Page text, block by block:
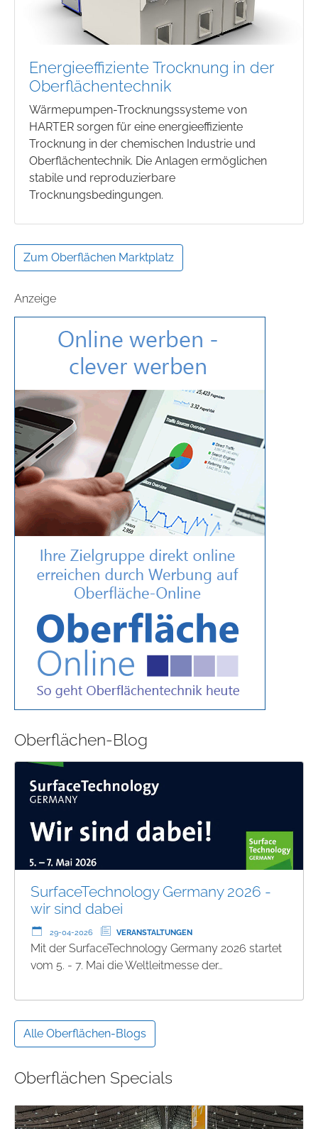
Energieeffiziente Trocknung in der
Oberflächentechnik
Wärmepumpen-Trocknungssysteme von
HARTER sorgen für eine energieeffiziente
Trocknung in der chemischen Industrie und
Oberflächentechnik. Die Anlagen ermöglichen
stabile und reproduzierbare
Trocknungsbedingungen.
Zum Oberflächen Marktplatz
Anzeige
Oberflächen-Blog
SurfaceTechnology Germany 2026 -
wir sind dabei
29-04-2026 VERANSTALTUNGEN
Mit der SurfaceTechnology Germany 2026 startet
vom 5. - 7. Mai die Weltleitmesse der…
Alle Oberflächen-Blogs
Oberflächen Specials